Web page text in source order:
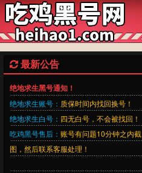
最新公告
绝地求生黑号通知！
绝地求生账号： 质保时间内找回换号！
绝地求生白号： 四无白号，不会被找回！
吃鸡黑号售后： 账号有问题10分钟之内截
图，然后联系客服处理！